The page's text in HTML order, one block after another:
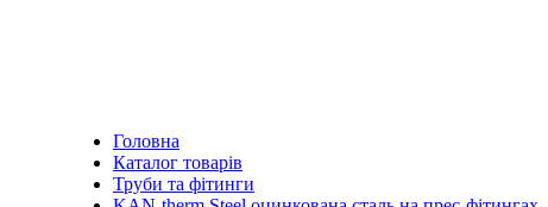
Головна
Каталог товарів
Труби та фітинги